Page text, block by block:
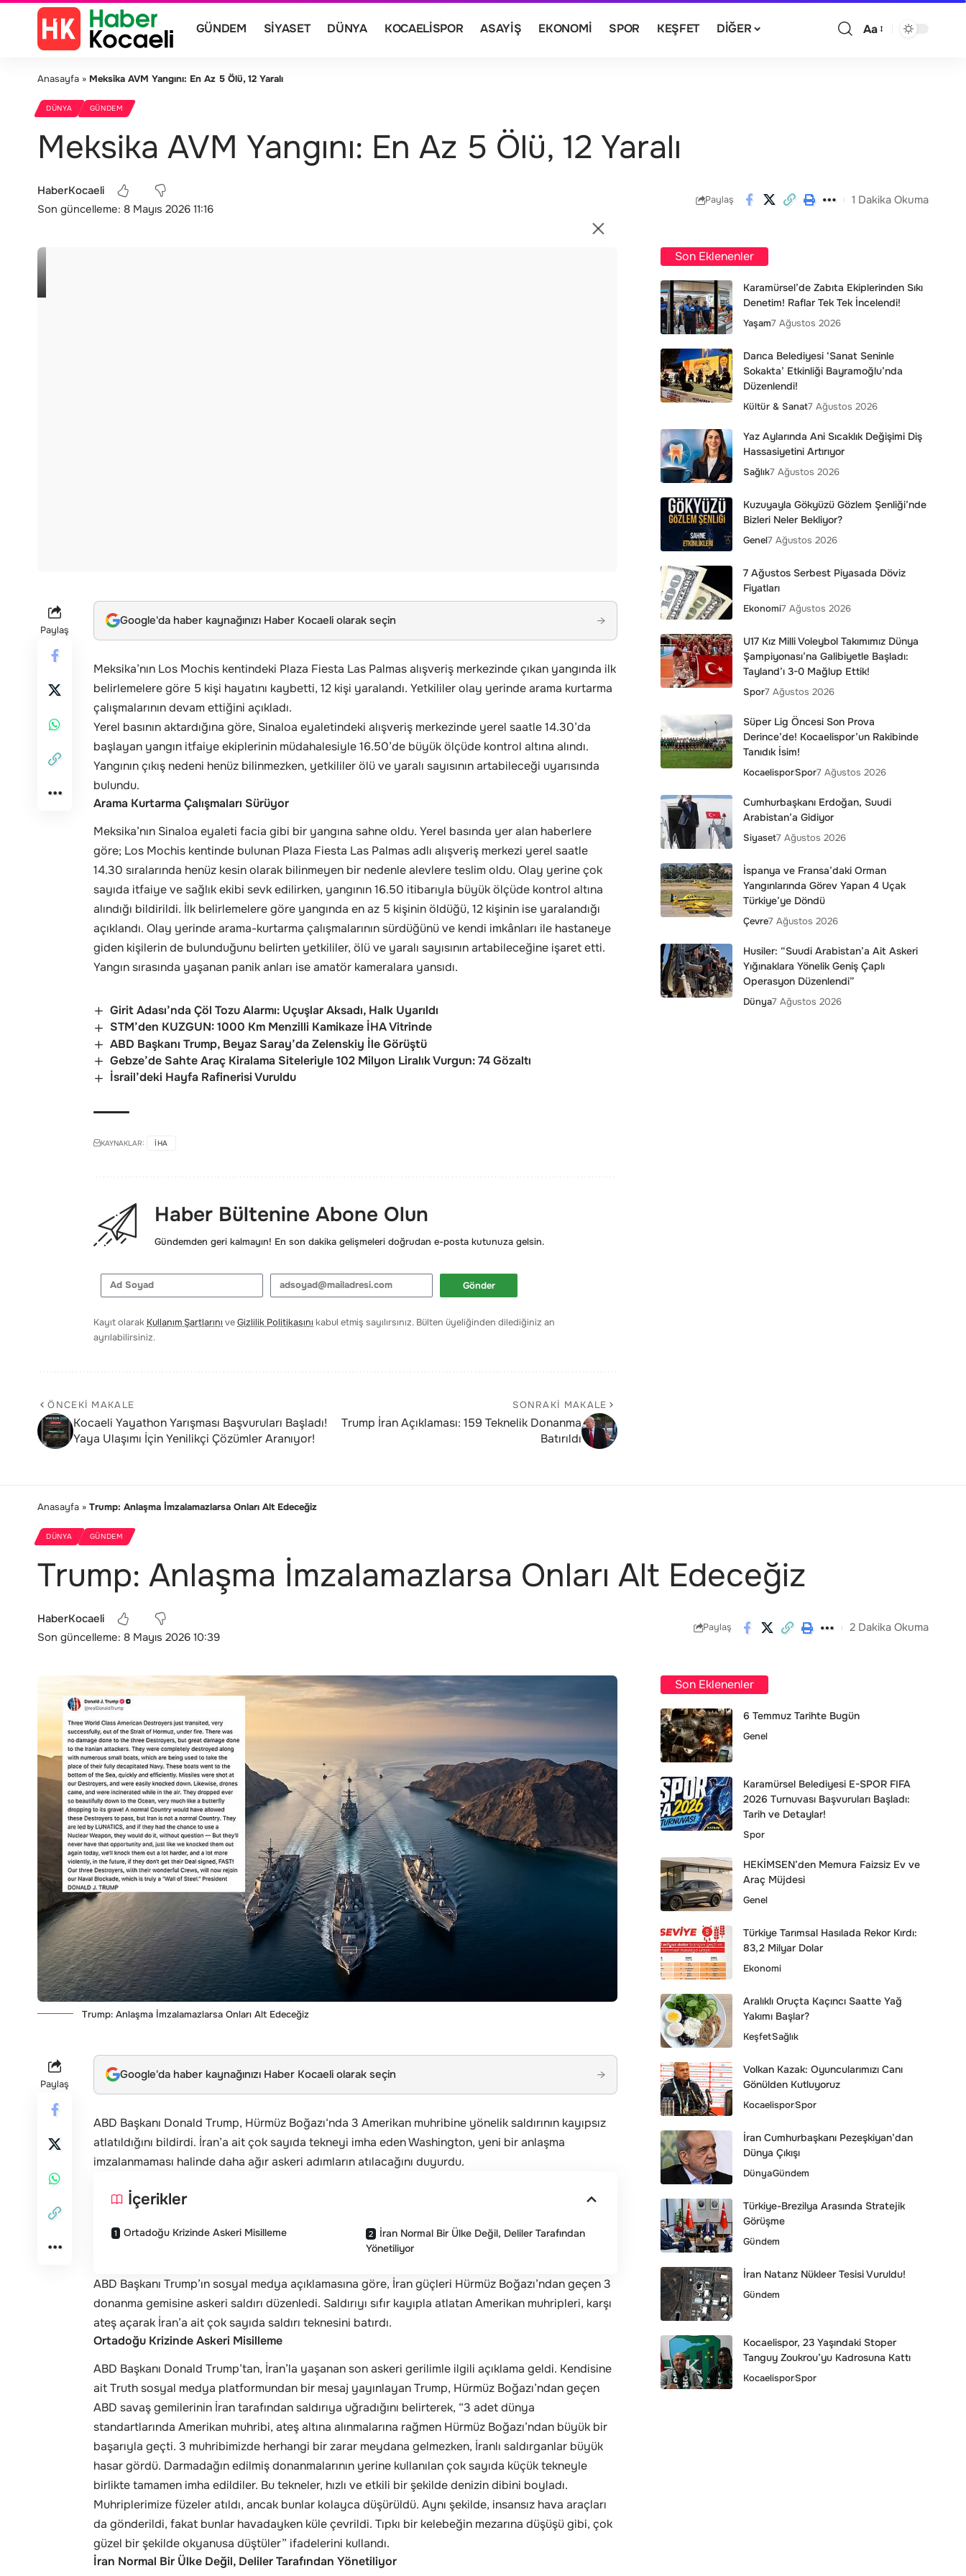
GÜNDEM SIYASET DÜNYA KOCAELISPOR ASAYIŞ EKONOMI SPOR KEŞFET DIĞER Aa
Anasayfa » Meksika AVM Yangını: En Az 5 Ölü, 12 Yaralı
DÜNYA GÜNDEM
Meksika AVM Yangını: En Az 5 Ölü, 12 Yaralı
Son güncelleme: 8 Mayıs 2026 11:16
HaberKocaeli
Paylaş 1 Dakika Okuma
Paylaş
Google'da haber kaynağınızı Haber Kocaeli olarak seçin →
Meksika’nın Los Mochis kentindeki Plaza Fiesta Las Palmas alışveriş merkezinde çıkan yangında ilk
belirlemelere göre 5 kişi hayatını kaybetti, 12 kişi yaralandı. Yetkililer olay yerinde arama kurtarma
çalışmalarının devam ettiğini açıkladı.
Yerel basının aktardığına göre, Sinaloa eyaletindeki alışveriş merkezinde yerel saatle 14.30’da
başlayan yangın itfaiye ekiplerinin müdahalesiyle 16.50’de büyük ölçüde kontrol altına alındı.
Yangının çıkış nedeni henüz bilinmezken, yetkililer ölü ve yaralı sayısının artabileceği uyarısında
bulundu.
Arama Kurtarma Çalışmaları Sürüyor
Meksika’nın Sinaloa eyaleti facia gibi bir yangına sahne oldu. Yerel basında yer alan haberlere
göre; Los Mochis kentinde bulunan Plaza Fiesta Las Palmas adlı alışveriş merkezi yerel saatle
14.30 sıralarında henüz kesin olarak bilinmeyen bir nedenle alevlere teslim oldu. Olay yerine çok
sayıda itfaiye ve sağlık ekibi sevk edilirken, yangının 16.50 itibarıyla büyük ölçüde kontrol altına
alındığı bildirildi. İlk belirlemelere göre yangında en az 5 kişinin öldüğü, 12 kişinin ise yaralandığı
açıklandı. Olay yerinde arama-kurtarma çalışmalarının sürdüğünü ve kendi imkânları ile hastaneye
giden kişilerin de bulunduğunu belirten yetkililer, ölü ve yaralı sayısının artabileceğine işaret etti.
Yangın sırasında yaşanan panik anları ise amatör kameralara yansıdı.
Girit Adası’nda Çöl Tozu Alarmı: Uçuşlar Aksadı, Halk Uyarıldı
STM’den KUZGUN: 1000 Km Menzilli Kamikaze İHA Vitrinde
ABD Başkanı Trump, Beyaz Saray’da Zelenskiy İle Görüştü
Gebze’de Sahte Araç Kiralama Siteleriyle 102 Milyon Liralık Vurgun: 74 Gözaltı
İsrail’deki Hayfa Rafinerisi Vuruldu
KAYNAKLAR: IHA
Haber Bültenine Abone Olun
Gündemden geri kalmayın! En son dakika gelişmeleri doğrudan e-posta kutunuza gelsin.
Gönder
Kayıt olarak Kullanım Şartlarını veGizlilik Politikasını kabul etmiş sayılırsınız. Bülten üyeliğinden dilediğiniz an
ayrılabilirsiniz.
ÖNCEKI MAKALE
Kocaeli Yayathon Yarışması Başvuruları Başladı!
Yaya Ulaşımı İçin Yenilikçi Çözümler Aranıyor!
SONRAKI MAKALE
Trump İran Açıklaması: 159 Teknelik Donanma
Batırıldı
Son Eklenenler
Karamürsel’de Zabıta Ekiplerinden Sıkı
Denetim! Raflar Tek Tek İncelendi!
Yaşam7 Ağustos 2026
Darıca Belediyesi ‘Sanat Seninle
Sokakta’ Etkinliği Bayramoğlu’nda
Düzenlendi!
Kültür & Sanat7 Ağustos 2026
Yaz Aylarında Ani Sıcaklık Değişimi Diş
Hassasiyetini Artırıyor
Sağlık7 Ağustos 2026
Kuzuyayla Gökyüzü Gözlem Şenliği’nde
Bizleri Neler Bekliyor?
Genel7 Ağustos 2026
7 Ağustos Serbest Piyasada Döviz
Fiyatları
Ekonomi7 Ağustos 2026
U17 Kız Milli Voleybol Takımımız Dünya
Şampiyonası’na Galibiyetle Başladı:
Tayland’ı 3-0 Mağlup Ettik!
Spor7 Ağustos 2026
Süper Lig Öncesi Son Prova
Derince’de! Kocaelispor’un Rakibinde
Tanıdık İsim!
KocaelisporSpor7 Ağustos 2026
Cumhurbaşkanı Erdoğan, Suudi
Arabistan’a Gidiyor
Siyaset7 Ağustos 2026
İspanya ve Fransa’daki Orman
Yangınlarında Görev Yapan 4 Uçak
Türkiye’ye Döndü
Çevre7 Ağustos 2026
Husiler: “Suudi Arabistan’a Ait Askeri
Yığınaklara Yönelik Geniş Çaplı
Operasyon Düzenlendi”
Dünya7 Ağustos 2026
Anasayfa » Trump: Anlaşma İmzalamazlarsa Onları Alt Edeceğiz
DÜNYA GÜNDEM
Trump: Anlaşma İmzalamazlarsa Onları Alt Edeceğiz
Son güncelleme: 8 Mayıs 2026 10:39
HaberKocaeli
Paylaş 2 Dakika Okuma
Trump: Anlaşma İmzalamazlarsa Onları Alt Edeceğiz
Paylaş
Google'da haber kaynağınızı Haber Kocaeli olarak seçin →
ABD Başkanı Donald Trump, Hürmüz Boğazı‘nda 3 Amerikan muhribine yönelik saldırının kayıpsız
atlatıldığını bildirdi. İran’a ait çok sayıda tekneyi imha eden Washington, yeni bir anlaşma
imzalanmaması halinde daha ağır askeri adımların atılacağını duyurdu.
İçerikler
Ortadoğu Krizinde Askeri Misilleme
İran Normal Bir Ülke Değil, Deliler Tarafından
Yönetiliyor
ABD Başkanı Trump’ın sosyal medya açıklamasına göre, İran güçleri Hürmüz Boğazı’ndan geçen 3
donanma gemisine askeri saldırı düzenledi. Saldırıyı sıfır kayıpla atlatan Amerikan muhripleri, karşı
ateş açarak İran’a ait çok sayıda saldırı teknesini batırdı.
Ortadoğu Krizinde Askeri Misilleme
ABD Başkanı Donald Trump’tan, İran’la yaşanan son askeri gerilimle ilgili açıklama geldi. Kendisine
ait Truth sosyal medya platformundan bir mesaj yayınlayan Trump, Hürmüz Boğazı’ndan geçen
ABD savaş gemilerinin İran tarafından saldırıya uğradığını belirterek, “3 adet dünya
standartlarında Amerikan muhribi, ateş altına alınmalarına rağmen Hürmüz Boğazı’ndan büyük bir
başarıyla geçti. 3 muhribimizde herhangi bir zarar meydana gelmezken, İranlı saldırganlar büyük
hasar gördü. Darmadağın edilmiş donanmalarının yerine kullanılan çok sayıda küçük tekneyle
birlikte tamamen imha edildiler. Bu tekneler, hızlı ve etkili bir şekilde denizin dibini boyladı.
Muhriplerimize füzeler atıldı, ancak bunlar kolayca düşürüldü. Aynı şekilde, insansız hava araçları
da gönderildi, fakat bunlar havadayken küle çevrildi. Tıpkı bir kelebeğin mezarına düşüşü gibi, çok
güzel bir şekilde okyanusa düştüler” ifadelerini kullandı.
İran Normal Bir Ülke Değil, Deliler Tarafından Yönetiliyor
Son Eklenenler
6 Temmuz Tarihte Bugün
Genel
Karamürsel Belediyesi E-SPOR FIFA
2026 Turnuvası Başvuruları Başladı:
Tarih ve Detaylar!
Spor
HEKİMSEN’den Memura Faizsiz Ev ve
Araç Müjdesi
Genel
Türkiye Tarımsal Hasılada Rekor Kırdı:
83,2 Milyar Dolar
Ekonomi
Aralıklı Oruçta Kaçıncı Saatte Yağ
Yakımı Başlar?
KeşfetSağlık
Volkan Kazak: Oyuncularımızı Canı
Gönülden Kutluyoruz
KocaelisporSpor
İran Cumhurbaşkanı Pezeşkiyan’dan
Dünya Çıkışı
DünyaGündem
Türkiye-Brezilya Arasında Stratejik
Görüşme
Gündem
İran Natanz Nükleer Tesisi Vuruldu!
Gündem
Kocaelispor, 23 Yaşındaki Stoper
Tanguy Zoukrou’yu Kadrosuna Kattı
KocaelisporSpor